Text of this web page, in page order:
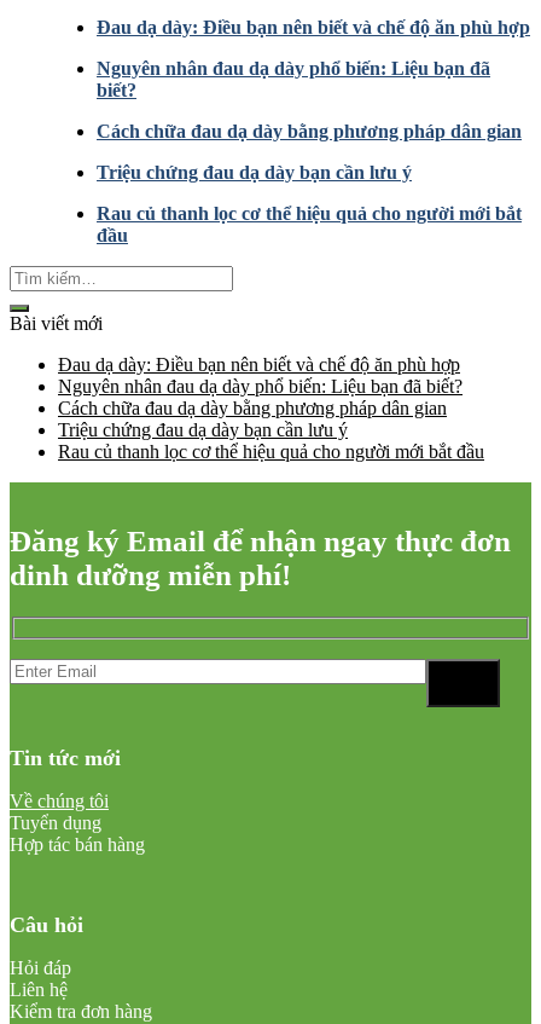
Đau dạ dày: Điều bạn nên biết và chế độ ăn phù hợp
Nguyên nhân đau dạ dày phổ biến: Liệu bạn đã
biết?
Cách chữa đau dạ dày bằng phương pháp dân gian
Triệu chứng đau dạ dày bạn cần lưu ý
Rau củ thanh lọc cơ thể hiệu quả cho người mới bắt
đầu
Bài viết mới
Đau dạ dày: Điều bạn nên biết và chế độ ăn phù hợp
Nguyên nhân đau dạ dày phổ biến: Liệu bạn đã biết?
Cách chữa đau dạ dày bằng phương pháp dân gian
Triệu chứng đau dạ dày bạn cần lưu ý
Rau củ thanh lọc cơ thể hiệu quả cho người mới bắt đầu
Đăng ký Email để nhận ngay thực đơn
dinh dưỡng miễn phí!
Tin tức mới
Về chúng tôi
Tuyển dụng
Hợp tác bán hàng
Câu hỏi
Hỏi đáp
Liên hệ
Kiểm tra đơn hàng